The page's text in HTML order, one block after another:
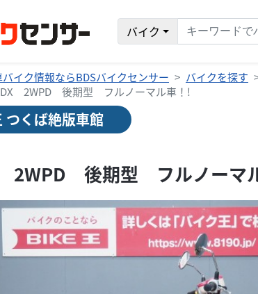
バイク
イク情報ならBDSバイクセンサー バイクを探す
DX 2WPD 後期型 フルノーマル車！!
つくば絶版車館
2WPD 後期型 フルノーマ